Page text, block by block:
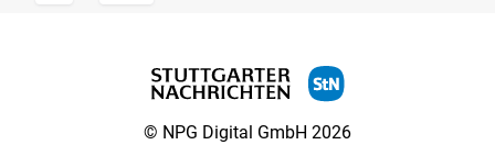
© NPG Digital GmbH 2026